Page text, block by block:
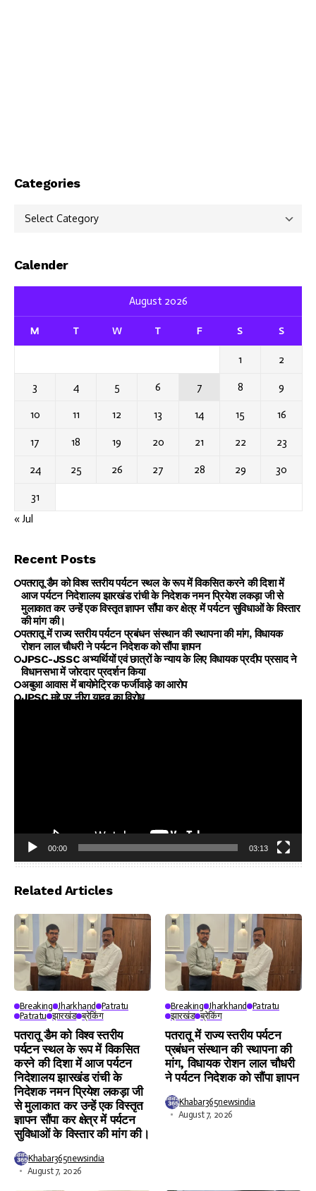
Categories
Categories
Calender
August 2026
M T W T F S S
1 2
3 4 5 6 7 8 9
10 11 12 13 14 15 16
17 18 19 20 21 22 23
24 25 26 27 28 29 30
31
« Jul
Recent Posts
पतरातू डैम को विश्व स्तरीय पर्यटन स्थल के रूप में विकसित करने की दिशा में
आज पर्यटन निदेशालय झारखंड रांची के निदेशक नमन प्रियेश लकड़ा जी से
मुलाकात कर उन्हें एक विस्तृत ज्ञापन सौंपा कर क्षेत्र में पर्यटन सुविधाओं के विस्तार
की मांग की।
पतरातू में राज्य स्तरीय पर्यटन प्रबंधन संस्थान की स्थापना की मांग, विधायक
रोशन लाल चौधरी ने पर्यटन निदेशक को सौंपा ज्ञापन
JPSC-JSSC अभ्यर्थियों एवं छात्रों के न्याय के लिए विधायक प्रदीप प्रसाद ने
विधानसभा में जोरदार प्रदर्शन किया
अबुआ आवास में बायोमेट्रिक फर्जीवाड़े का आरोप
JPSC मुद्दे पर नीरा यादव का विरोध
Player
00:00 03:13
Related Articles
Breaking Jharkhand
Patratu
Patratu झारखंड ब्रेकिंग
पतरातू डैम को विश्व स्तरीय
पर्यटन स्थल के रूप में विकसित
करने की दिशा में आज पर्यटन
निदेशालय झारखंड रांची के
निदेशक नमन प्रियेश लकड़ा जी
से मुलाकात कर उन्हें एक विस्तृत
ज्ञापन सौंपा कर क्षेत्र में पर्यटन
सुविधाओं के विस्तार की मांग की।
Khabar365newsindia
August 7, 2026
Breaking Jharkhand
Patratu
झारखंड ब्रेकिंग
पतरातू में राज्य स्तरीय पर्यटन
प्रबंधन संस्थान की स्थापना की
मांग, विधायक रोशन लाल चौधरी
ने पर्यटन निदेशक को सौंपा ज्ञापन
Khabar365newsindia
August 7, 2026